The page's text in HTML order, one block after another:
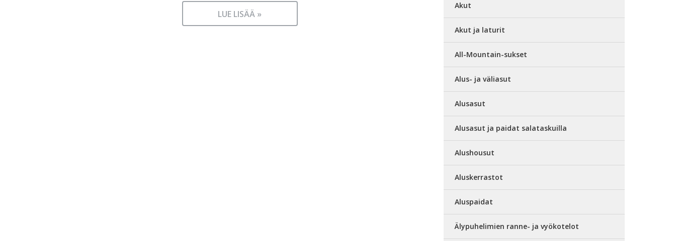
LUE LISÄÄ »
Akut
Akut ja laturit
All-Mountain-sukset
Alus- ja väliasut
Alusasut
Alusasut ja paidat salataskuilla
Alushousut
Aluskerrastot
Aluspaidat
Älypuhelimien ranne- ja vyökotelot